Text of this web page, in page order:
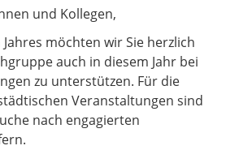
und Kollegen,
möchten wir Sie herzlich
auch in diesem Jahr bei
zu unterstützen. Für die
Veranstaltungen sind
nach engagierten